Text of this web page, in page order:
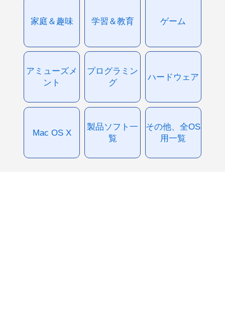
家庭＆趣味 学習＆教育 ゲーム
アミューズメ
ント
プログラミン
グ
ハードウェア
Mac OS X
製品ソフト一
覧
その他、全OS
用一覧